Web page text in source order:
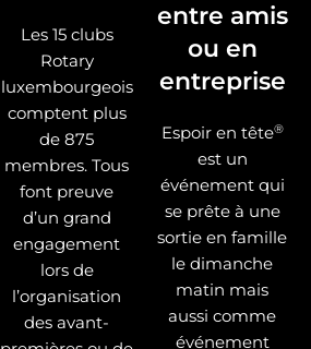
Les 15 clubs
Rotary
luxembourgeois
comptent plus
de 875
membres. Tous
font preuve
d’un grand
engagement
lors de
l’organisation
des avant-
entre amis
ou en
entreprise
Espoir en tête®
est un
événement qui
se prête à une
sortie en famille
le dimanche
matin mais
aussi comme
événement